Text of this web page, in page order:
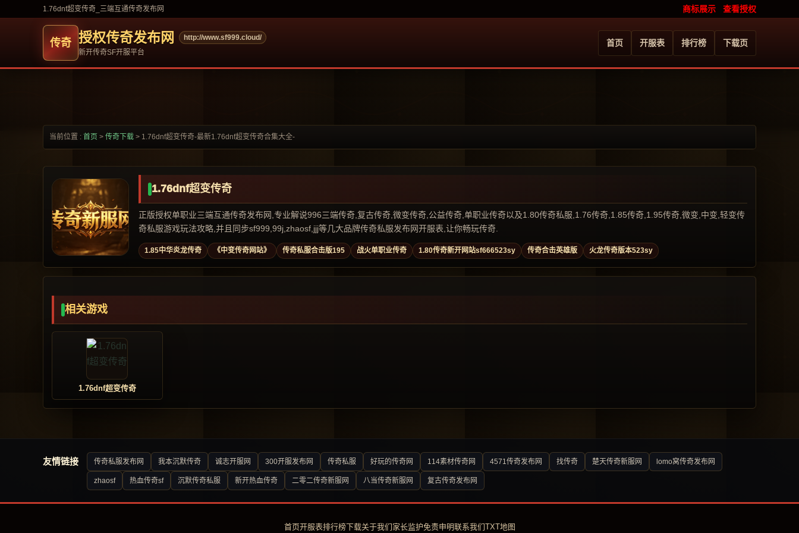
1.76dnf超变传奇_三端互通传奇发布网 商标展示 查看授权
授权传奇发布网
http://www.sf999.cloud/
新开传奇SF开服平台
首页 开服表 排行榜 下载页
当前位置 : 首页 > 传奇下载 > 1.76dnf超变传奇-最新1.76dnf超变传奇合集大全-
1.76dnf超变传奇
正版授权单职业三端互通传奇发布网,专业解说996三端传奇,复古传奇,微变传奇,公益传奇,单职业传奇以及1.80传奇私服,1.76传奇,1.85传奇,1.95传奇,微变,中变,轻变传
奇私服游戏玩法攻略,并且同步sf999,99j,zhaosf,jjj等几大品牌传奇私服发布网开服表,让你畅玩传奇.
1.85中华炎龙传奇 《中变传奇网站》 传奇私服合击版195 战火单职业传奇 1.80传奇新开网站sf666523sy 传奇合击英雄版 火龙传奇版本523sy
相关游戏
1.76dnf超变传奇
友情链接 传奇私服发布网 我本沉默传奇 诚志开服网 300开服发布网 传奇私服 好玩的传奇网 114素材传奇网 4571传奇发布网 找传奇 楚天传奇新服网 lomo窝传奇发布网
zhaosf 热血传奇sf 沉默传奇私服 新开热血传奇 二零二传奇新服网 八当传奇新服网 复古传奇发布网
首页开服表排行榜下载关于我们 家长监护免责申明联系我们TXT地图